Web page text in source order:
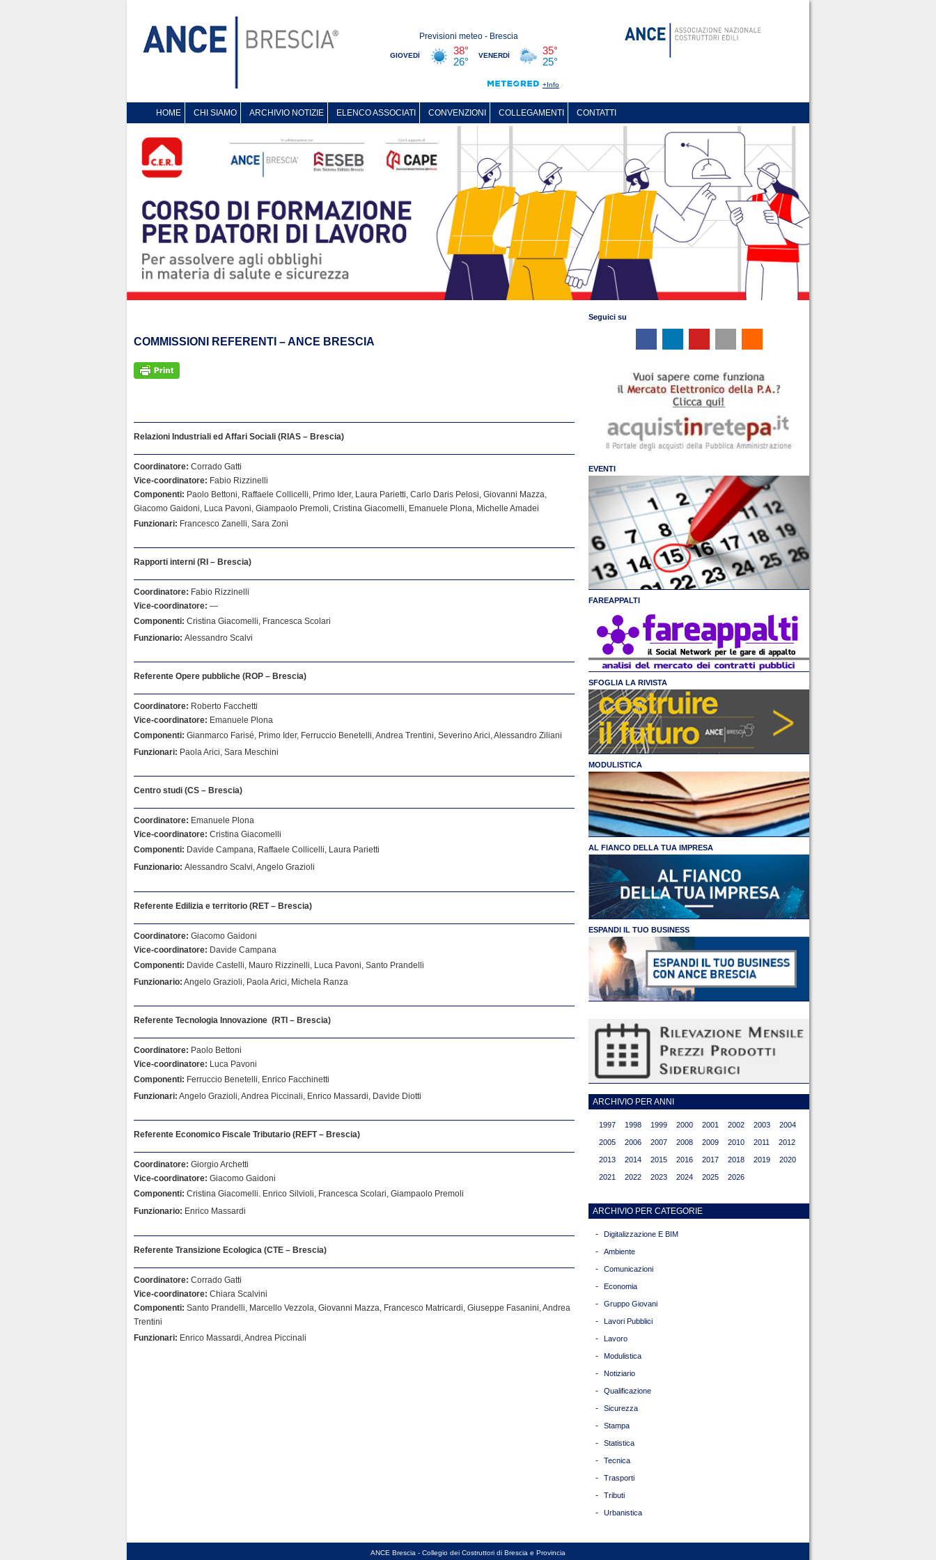
HOME CHI SIAMO ARCHIVIO NOTIZIE ELENCO ASSOCIATI CONVENZIONI COLLEGAMENTI CONTATTI
COMMISSIONI REFERENTI – ANCE BRESCIA
Relazioni Industriali ed Affari Sociali (RIAS – Brescia)
Coordinatore: Corrado Gatti
Vice-coordinatore: Fabio Rizzinelli
Componenti: Paolo Bettoni, Raffaele Collicelli, Primo Ider, Laura Parietti, Carlo Daris Pelosi, Giovanni Mazza,
Giacomo Gaidoni, Luca Pavoni, Giampaolo Premoli, Cristina Giacomelli, Emanuele Plona, Michelle Amadei
Funzionari: Francesco Zanelli, Sara Zoni
Rapporti interni (RI – Brescia)
Coordinatore: Fabio Rizzinelli
Vice-coordinatore: —
Componenti: Cristina Giacomelli, Francesca Scolari
Funzionario: Alessandro Scalvi
Referente Opere pubbliche (ROP – Brescia)
Coordinatore: Roberto Facchetti
Vice-coordinatore: Emanuele Plona
Componenti: Gianmarco Farisé, Primo Ider, Ferruccio Benetelli, Andrea Trentini, Severino Arici, Alessandro Ziliani
Funzionari: Paola Arici, Sara Meschini
Centro studi (CS – Brescia)
Coordinatore: Emanuele Plona
Vice-coordinatore: Cristina Giacomelli
Componenti: Davide Campana, Raffaele Collicelli, Laura Parietti
Funzionario: Alessandro Scalvi, Angelo Grazioli
Referente Edilizia e territorio (RET – Brescia)
Coordinatore: Giacomo Gaidoni
Vice-coordinatore: Davide Campana
Componenti: Davide Castelli, Mauro Rizzinelli, Luca Pavoni, Santo Prandelli
Funzionario: Angelo Grazioli, Paola Arici, Michela Ranza
Referente Tecnologia Innovazione (RTI – Brescia)
Coordinatore: Paolo Bettoni
Vice-coordinatore: Luca Pavoni
Componenti: Ferruccio Benetelli, Enrico Facchinetti
Funzionari: Angelo Grazioli, Andrea Piccinali, Enrico Massardi, Davide Diotti
Referente Economico Fiscale Tributario (REFT – Brescia)
Coordinatore: Giorgio Archetti
Vice-coordinatore: Giacomo Gaidoni
Componenti: Cristina Giacomelli. Enrico Silvioli, Francesca Scolari, Giampaolo Premoli
Funzionario: Enrico Massardi
Referente Transizione Ecologica (CTE – Brescia)
Coordinatore: Corrado Gatti
Vice-coordinatore: Chiara Scalvini
Componenti: Santo Prandelli, Marcello Vezzola, Giovanni Mazza, Francesco Matricardi, Giuseppe Fasanini, Andrea
Trentini
Funzionari: Enrico Massardi, Andrea Piccinali
Seguici su
EVENTI
FAREAPPALTI
SFOGLIA LA RIVISTA
MODULISTICA
AL FIANCO DELLA TUA IMPRESA
ESPANDI IL TUO BUSINESS
ARCHIVIO PER ANNI
1997 1998 1999 2000 2001 2002 2003 2004
2005 2006 2007 2008 2009 2010 2011 2012
2013 2014 2015 2016 2017 2018 2019 2020
2021 2022 2023 2024 2025 2026
ARCHIVIO PER CATEGORIE
- Digitalizzazione E BIM
- Ambiente
- Comunicazioni
- Economia
- Gruppo Giovani
- Lavori Pubblici
- Lavoro
- Modulistica
- Notiziario
- Qualificazione
- Sicurezza
- Stampa
- Statistica
- Tecnica
- Trasporti
- Tributi
- Urbanistica
ANCE Brescia - Collegio dei Costruttori di Brescia e Provincia